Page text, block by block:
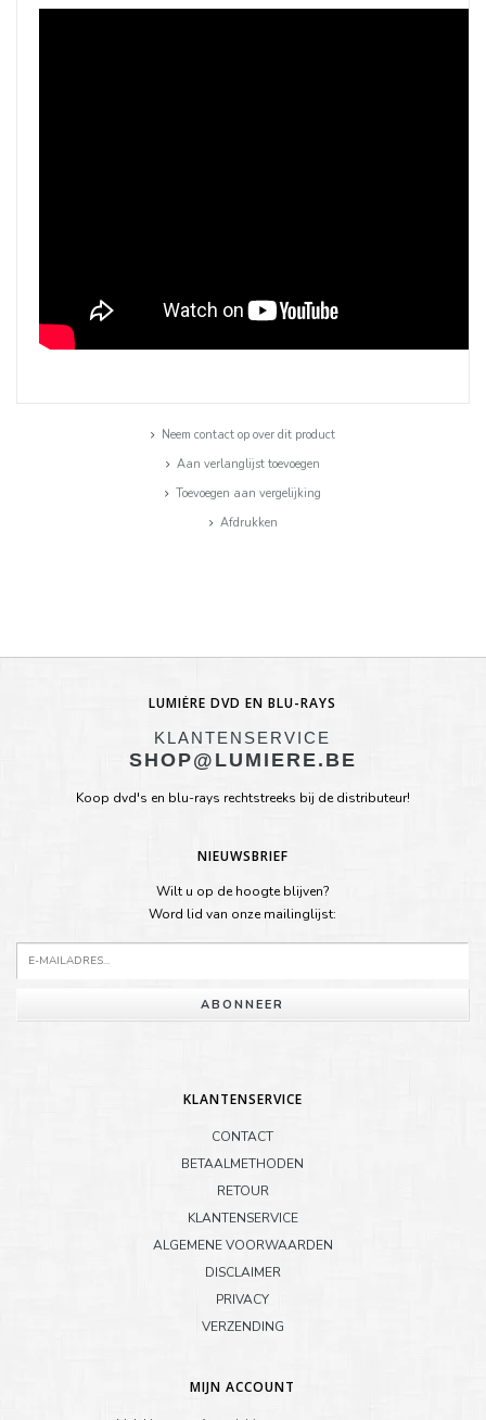
Neem contact op over dit product
Aan verlanglijst toevoegen
Toevoegen aan vergelijking
Afdrukken
LUMIÈRE DVD EN BLU-RAYS
KLANTENSERVICE
SHOP@LUMIERE.BE
Koop dvd's en blu-rays rechtstreeks bij de distributeur!
NIEUWSBRIEF
Wilt u op de hoogte blijven?
Word lid van onze mailinglijst:
ABONNEER
KLANTENSERVICE
CONTACT
BETAALMETHODEN
RETOUR
KLANTENSERVICE
ALGEMENE VOORWAARDEN
DISCLAIMER
PRIVACY
VERZENDING
MIJN ACCOUNT